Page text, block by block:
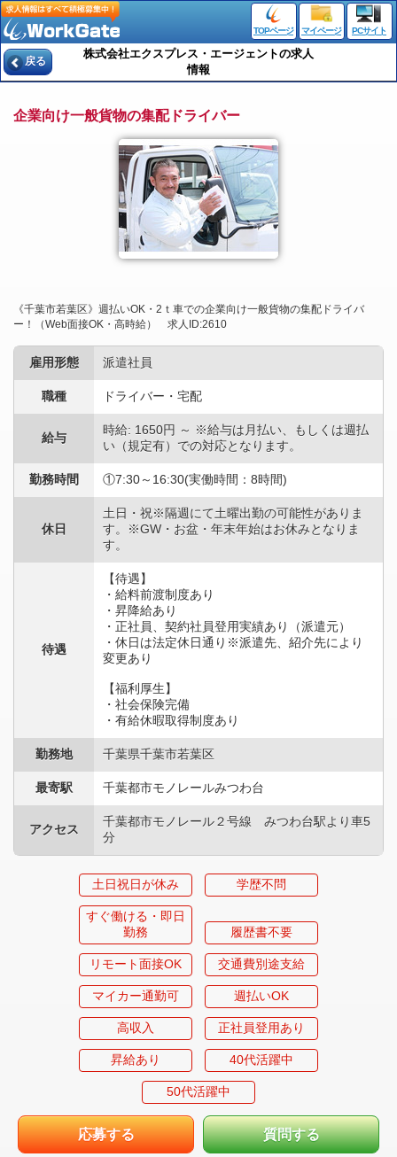
TOPページ マイページ PCサイト
戻る
株式会社エクスプレス・エージェントの求人
情報
企業向け一般貨物の集配ドライバー
《千葉市若葉区》週払いOK・2ｔ車での企業向け一般貨物の集配ドライバ
ー！（Web面接OK・高時給） 求人ID:2610
雇用形態 派遣社員
職種 ドライバー・宅配
給与
時給: 1650円 ～ ※給与は月払い、もしくは週払
い（規定有）での対応となります。
勤務時間 ①7:30～16:30(実働時間：8時間)
休日
土日・祝※隔週にて土曜出勤の可能性がありま
す。※GW・お盆・年末年始はお休みとなりま
す。
待遇
【待遇】
・給料前渡制度あり
・昇降給あり
・正社員、契約社員登用実績あり（派遣元）
・休日は法定休日通り※派遣先、紹介先により
変更あり
【福利厚生】
・社会保険完備
・有給休暇取得制度あり
勤務地 千葉県千葉市若葉区
最寄駅 千葉都市モノレールみつわ台
アクセス
千葉都市モノレール２号線 みつわ台駅より車5
分
土日祝日が休み 学歴不問
すぐ働ける・即日
勤務
履歴書不要
リモート面接OK 交通費別途支給
マイカー通勤可 週払いOK
高収入 正社員登用あり
昇給あり 40代活躍中
50代活躍中
応募する 質問する